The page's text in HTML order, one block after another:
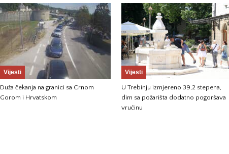
Vijesti
Duža čekanja na granici sa Crnom
Gorom i Hrvatskom
Vijesti
U Trebinju izmjereno 39,2 stepena,
dim sa požarišta dodatno pogoršava
vrućinu